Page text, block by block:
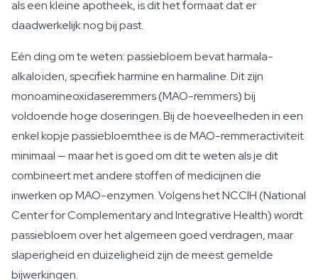
als een kleine apotheek, is dit het formaat dat er
daadwerkelijk nog bij past.
Eén ding om te weten: passiebloem bevat harmala-
alkaloïden, specifiek harmine en harmaline. Dit zijn
monoamineoxidaseremmers (MAO-remmers) bij
voldoende hoge doseringen. Bij de hoeveelheden in een
enkel kopje passiebloemthee is de MAO-remmeractiviteit
minimaal — maar het is goed om dit te weten als je dit
combineert met andere stoffen of medicijnen die
inwerken op MAO-enzymen. Volgens het NCCIH (National
Center for Complementary and Integrative Health) wordt
passiebloem over het algemeen goed verdragen, maar
slaperigheid en duizeligheid zijn de meest gemelde
bijwerkingen.